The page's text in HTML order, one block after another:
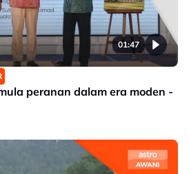
01:47
peranan dalam era moden -